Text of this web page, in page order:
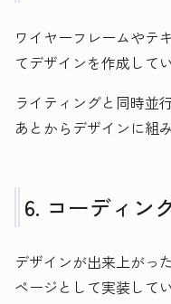
ワイヤーフレームやテ
てデザインを作成して
ライティングと同時並
あとからデザインに組
6. コーディン
デザインが出来上がっ
ページとして実装して